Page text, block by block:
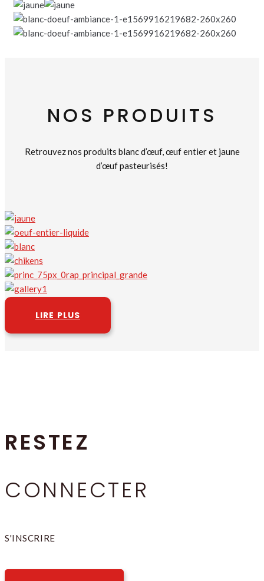
NOS PRODUITS
Retrouvez nos produits blanc d’œuf, œuf entier et jaune
d’œuf pasteurisés!
LIRE PLUS
RESTEZ
CONNECTER
S'INSCRIRE